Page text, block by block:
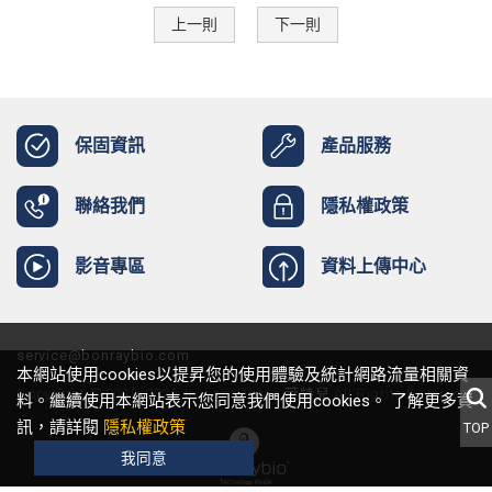
上一則 下一則
保固資訊 產品服務
聯絡我們 隱私權政策
影音專區 資料上傳中心
service@bonraybio.com
Copyright © 2019-2026 by LensHooke 萊特兒 All Rights Reserved.
TOP
本網站使用cookies以提昇您的使用體驗及統計網路流量相關資
料。繼續使用本網站表示您同意我們使用cookies。 了解更多資
訊，請詳閱 隱私權政策
我同意